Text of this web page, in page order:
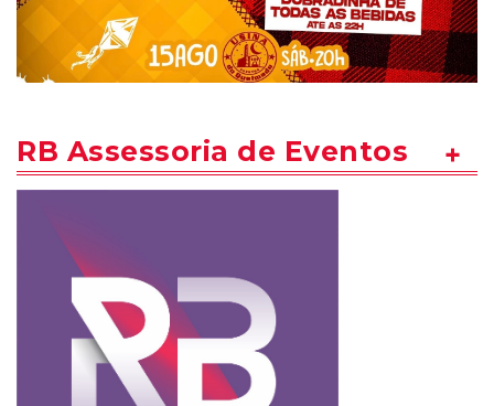
RB Assessoria de Eventos